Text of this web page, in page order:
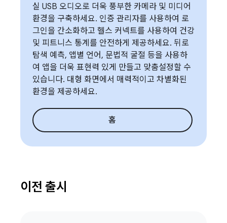
실 USB 오디오로 더욱 풍부한 카메라 및 미디어
환경을 구축하세요. 인증 관리자를 사용하여 로
그인을 간소화하고 헬스 커넥트를 사용하여 건강
및 피트니스 통계를 안전하게 제공하세요. 뒤로
탐색 예측, 앱별 언어, 문법적 굴절 등을 사용하
여 앱을 더욱 표현력 있게 만들고 맞춤설정할 수
있습니다. 대형 화면에서 매력적이고 차별화된
환경을 제공하세요.
홈
이전 출시